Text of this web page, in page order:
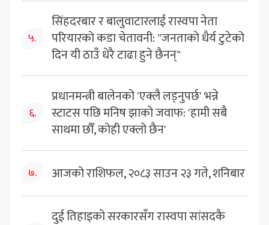
५.
सिंहदरबार र बालुवाटारलाई रास्वपा नेता
परियारको कडा चेतावनी: "जनताको धैर्य टुटेको
दिन यी ठाउँ धेरै टाढा हुने छैनन्"
६.
प्रधानमन्त्री बालेनको 'एक्लै लड्नुपर्छ' भन्ने
स्टाटस पछि मनिष झाको जवाफ: 'हामी सबै
साथमा छौँ, कोही एक्लो छैन'
७. आजको राशिफल, २०८३ साउन २३ गते, शनिबार
दुई तिहाइको सरकारसँग रास्वपा सांसदकै